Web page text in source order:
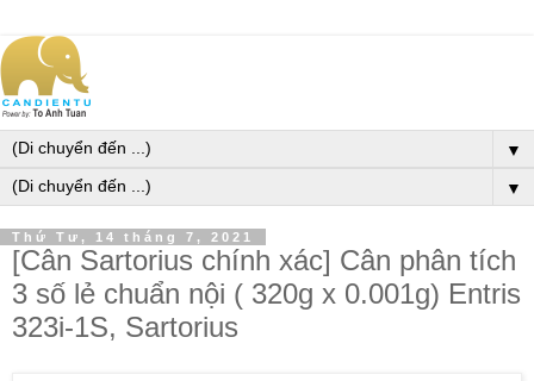
▼
▼
Thứ Tư, 14 tháng 7, 2021
[Cân Sartorius chính xác] Cân phân tích
3 số lẻ chuẩn nội ( 320g x 0.001g) Entris
323i-1S, Sartorius